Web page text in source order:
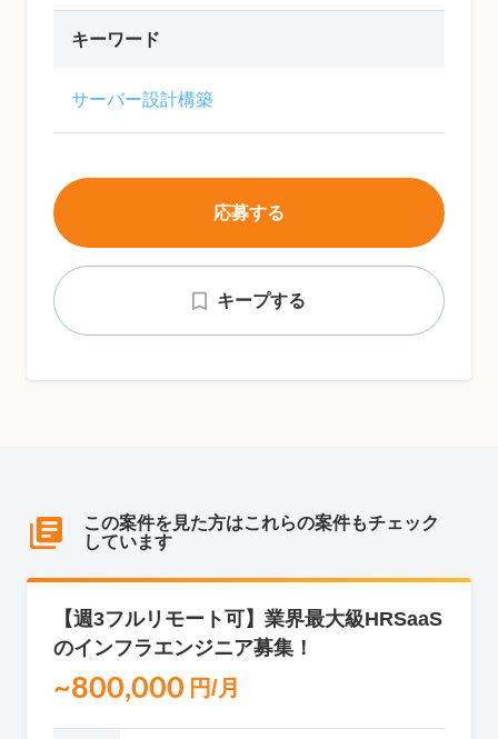
キーワード
サーバー設計構築
キープする
応募する
この案件を見た方はこれらの案件もチェック
しています
【週3フルリモート可】業界最大級HRSaaS
のインフラエンジニア募集！
~800,000 円/月